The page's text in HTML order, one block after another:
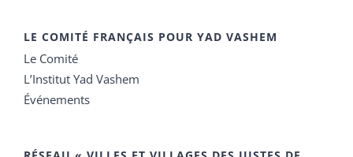
LE COMITÉ FRANÇAIS POUR YAD VASHEM
Le Comité
L’Institut Yad Vashem
Événements